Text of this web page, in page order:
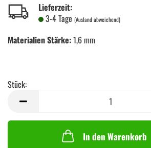
Lieferzeit:
3-4 Tage (Ausland abweichend)
Materialien Stärke:1,6 mm
Stück:
In den Warenkorb